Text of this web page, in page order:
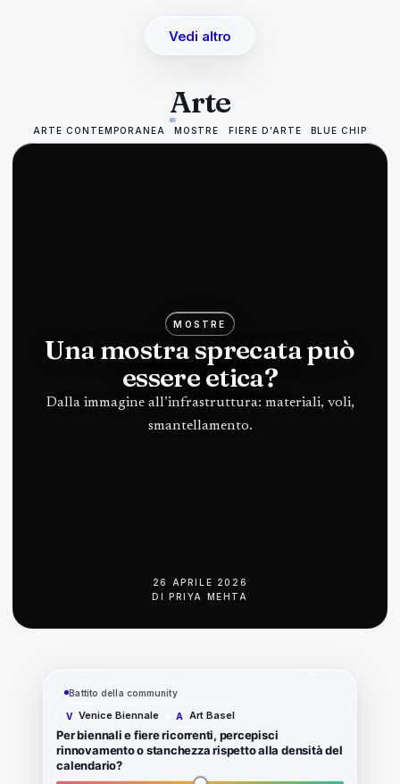
Vedi altro
Arte
ARTE CONTEMPORANEA MOSTRE FIERE D’ARTE BLUE CHIP
MOSTRE
Una mostra sprecata può
essere etica?
Dalla immagine all’infrastruttura: materiali, voli,
smantellamento.
26 APRILE 2026
DI PRIYA MEHTA
Battito della community
V Venice Biennale A Art Basel
Per biennali e fiere ricorrenti, percepisci
rinnovamento o stanchezza rispetto alla densità del
calendario?